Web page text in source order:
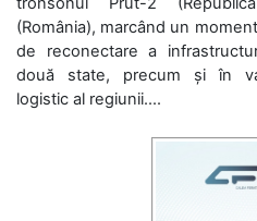
(România), marcând un
de reconectare a
două state, precum și în
logistic al regiunii....